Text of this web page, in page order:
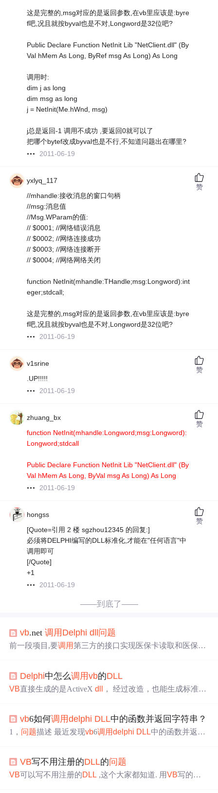
这是完整的,msg对应的是返回参数,在vb里应该是:byre
f吧,况且就按byval也是不对,Longword是32位吧?
Public Declare Function NetInit Lib "NetClient.dll" (By
Val hMem As Long, ByRef msg As Long) As Long
调用时:
dim j as long
dim msg as long
j = NetInit(Me.hWnd, msg)
j总是返回-1 调用不成功 ,要返回0就可以了
把哪个bytef改成byval也是不行,不知道问题出在哪里?
2011-06-19
yxlyq_117
//mhandle:接收消息的窗口句柄
//msg:消息值
//Msg.WParam的值:
// $0001; //网络错误消息
// $0002; //网络连接成功
// $0003; //网络连接断开
// $0004; //网络网络关闭
function NetInit(mhandle:THandle;msg:Longword):int
eger;stdcall;
这是完整的,msg对应的是返回参数,在vb里应该是:byre
f吧,况且就按byval也是不对,Longword是32位吧?
2011-06-19
赞
v1srine
.UP!!!!!
2011-06-19
赞
zhuang_bx
function NetInit(mhandle:Longword;msg:Longword):
Longword;stdcall
Public Declare Function NetInit Lib "NetClient.dll" (By
Val hMem As Long, ByVal msg As Long) As Long
2011-06-19
赞
hongss
[Quote=引用 2 楼 sgzhou12345 的回复:]
必须将DELPHI编写的DLL标准化,才能在"任何语言"中
调用即可
[/Quote]
+1
2011-06-19
赞
——到底了——
vb.net调用 Delphi dll 问题
前一段项目,要调用第三方的接口实现医保卡读取和医保信
已损坏。"问题 . 对于Delphi中的Pchar 类型的 使用(Byval S
tringBuilder…定义 如: _ Public Shared Function Test(ByVal
Delphi中怎么调用vb的DLL
VB直接生成的是ActiveXdll
， 经过改造，也能生成标准的
的 dll 。 2. 如果是vb生成的active xdll， 那么： 首先注册 V
B
的ActiveXDLL，然后在Delphi的Project菜单上选择import
vb6如何调用delphi DLL中的函数并返回字符串？
1， 问题描述 最近发现vb6调用delphi DLL中的函数并返回
读的语音文字:1转化为1元 ????@ 元 ???? og\SS_log.txt .eP K
: 2，原因分析 delph...
VB写不用注册的DLL的问题
VB可以写不用注册的DLL ,这个大家都知道. 用VB写的这